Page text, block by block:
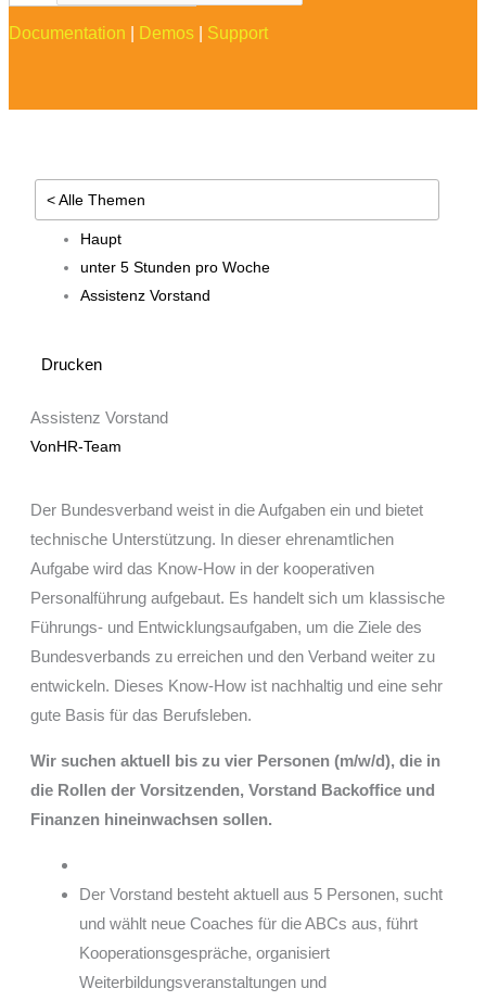
Documentation Demos Support
< Alle Themen
Haupt
unter 5 Stunden pro Woche
Assistenz Vorstand
Drucken
Assistenz Vorstand
VonHR-Team
Der Bundesverband weist in die Aufgaben ein und bietet
technische Unterstützung. In dieser ehrenamtlichen
Aufgabe wird das Know-How in der kooperativen
Personalführung aufgebaut. Es handelt sich um klassische
Führungs- und Entwicklungsaufgaben, um die Ziele des
Bundesverbands zu erreichen und den Verband weiter zu
entwickeln. Dieses Know-How ist nachhaltig und eine sehr
gute Basis für das Berufsleben.
Wir suchen aktuell bis zu vier Personen (m/w/d), die in
die Rollen der Vorsitzenden, Vorstand Backoffice und
Finanzen hineinwachsen sollen.
Der Vorstand besteht aktuell aus 5 Personen, sucht
und wählt neue Coaches für die ABCs aus, führt
Kooperationsgespräche, organisiert
Weiterbildungsveranstaltungen und